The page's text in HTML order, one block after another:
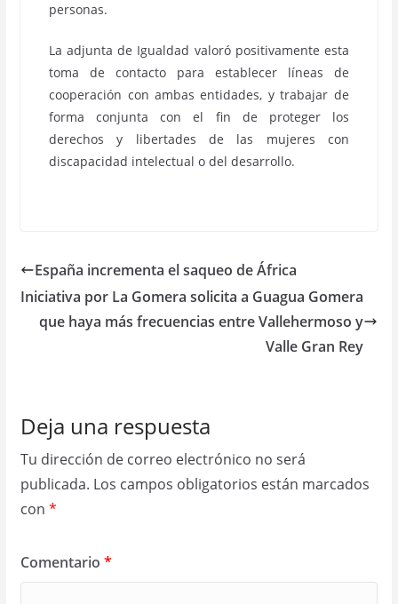
personas.
La adjunta de Igualdad valoró positivamente esta
toma de contacto para establecer líneas de
cooperación con ambas entidades, y trabajar de
forma conjunta con el fin de proteger los
derechos y libertades de las mujeres con
discapacidad intelectual o del desarrollo.
España incrementa el saqueo de África
Iniciativa por La Gomera solicita a Guagua Gomera
que haya más frecuencias entre Vallehermoso y
Valle Gran Rey
Deja una respuesta
Tu dirección de correo electrónico no será
publicada. Los campos obligatorios están marcados
con *
Comentario *